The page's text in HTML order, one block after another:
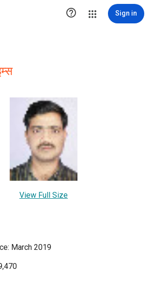
 Sign in
View Full Size
March 2019